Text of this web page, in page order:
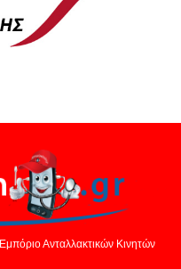
Ανταλλακτικών Κινητών